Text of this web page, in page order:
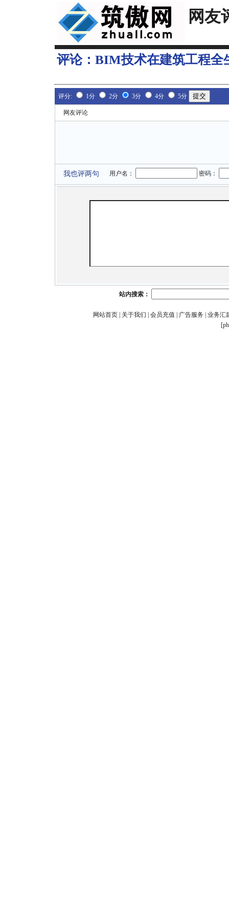
网友
评论： BIM技术在建筑工程全
评分: 1分 2分 3分 4分 5分
网友评论
我也评两句 用户名： 密码：
站内搜索：
网站首页| 关于我们 会员充值 广告服务
业务汇